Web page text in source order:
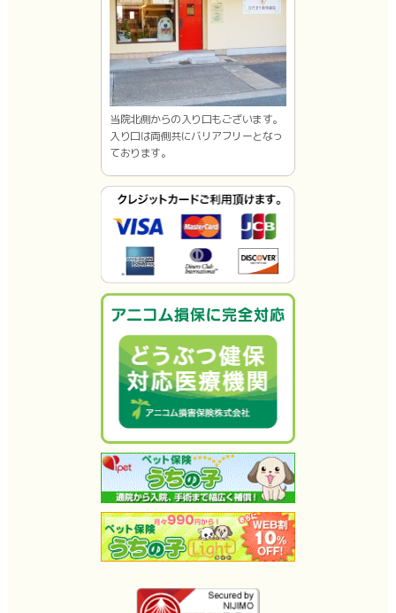
当院北側からの入り口もございます。
入り口は両側共にバリアフリーとなっ
ております。